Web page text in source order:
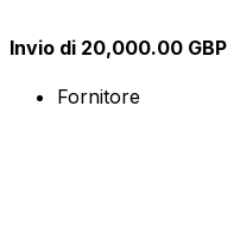
Invio di 20,000.00 GBP
Fornitore